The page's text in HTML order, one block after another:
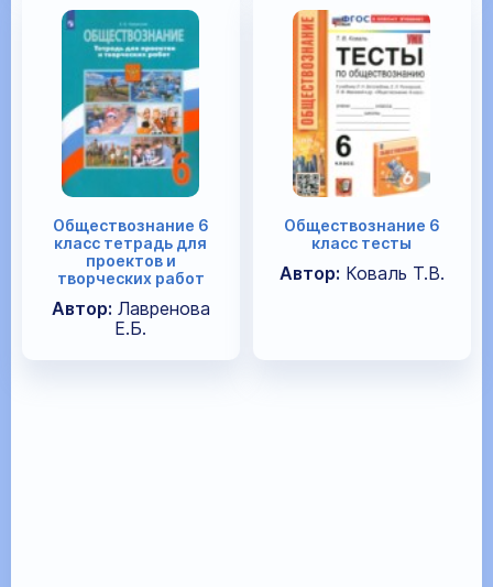
Обществознание 6
класс тетрадь для
проектов и
творческих работ
Автор: Лавренова
Е.Б.
Обществознание 6
класс тесты
Автор: Коваль Т.В.